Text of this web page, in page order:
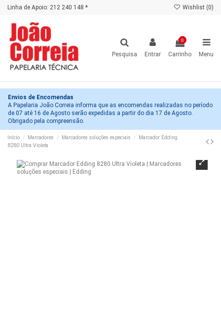
Linha de Apoio: 212 240 148 * Wishlist (0)
Pesquisa Entrar
0
Carrinho Menu
Envios de Encomendas
A Papelaria João Correia informa que as encomendas realizadas no período
de 07 até 16 de Agosto serão expedidas a partir do dia 17 de Agosto.
Obrigado pela compreensão.
Início Marcadores Marcadores soluções especiais
Marcador Edding
8280 Ultra Violeta